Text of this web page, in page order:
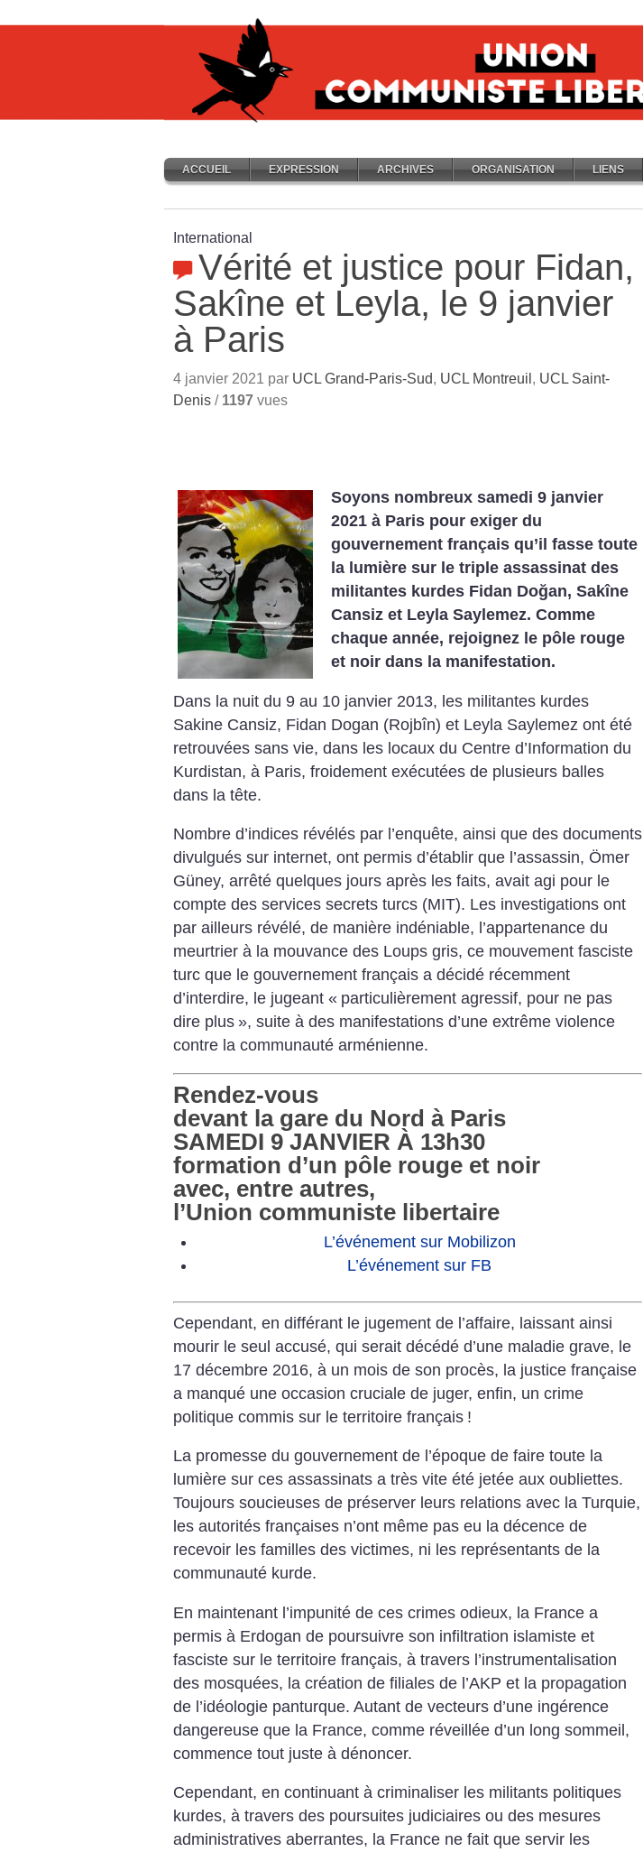
ACCUEIL EXPRESSION ARCHIVES ORGANISATION LIENS
International
Vérité et justice pour Fidan,
Sakîne et Leyla, le 9 janvier
à Paris
4 janvier 2021 par UCL Grand-Paris-Sud, UCL Montreuil , UCL Saint-
Denis / 1197 vues
Soyons nombreux samedi 9 janvier
2021 à Paris pour exiger du
gouvernement français qu’il fasse toute
la lumière sur le triple assassinat des
militantes kurdes Fidan Doğan, Sakîne
Cansiz et Leyla Saylemez. Comme
chaque année, rejoignez le pôle rouge
et noir dans la manifestation.
Dans la nuit du 9 au 10 janvier 2013, les militantes kurdes
Sakine Cansiz, Fidan Dogan (Rojbîn) et Leyla Saylemez ont été
retrouvées sans vie, dans les locaux du Centre d’Information du
Kurdistan, à Paris, froidement exécutées de plusieurs balles
dans la tête.
Nombre d’indices révélés par l’enquête, ainsi que des documents
divulgués sur internet, ont permis d’établir que l’assassin, Ömer
Güney, arrêté quelques jours après les faits, avait agi pour le
compte des services secrets turcs (MIT). Les investigations ont
par ailleurs révélé, de manière indéniable, l’appartenance du
meurtrier à la mouvance des Loups gris, ce mouvement fasciste
turc que le gouvernement français a décidé récemment
d’interdire, le jugeant « particulièrement agressif, pour ne pas
dire plus », suite à des manifestations d’une extrême violence
contre la communauté arménienne.
Rendez-vous
devant la gare du Nord à Paris
SAMEDI 9 JANVIER À 13h30
formation d’un pôle rouge et noir
avec, entre autres,
l’Union communiste libertaire
L’événement sur Mobilizon
L’événement sur FB
Cependant, en différant le jugement de l’affaire, laissant ainsi
mourir le seul accusé, qui serait décédé d’une maladie grave, le
17 décembre 2016, à un mois de son procès, la justice française
a manqué une occasion cruciale de juger, enfin, un crime
politique commis sur le territoire français !
La promesse du gouvernement de l’époque de faire toute la
lumière sur ces assassinats a très vite été jetée aux oubliettes.
Toujours soucieuses de préserver leurs relations avec la Turquie,
les autorités françaises n’ont même pas eu la décence de
recevoir les familles des victimes, ni les représentants de la
communauté kurde.
En maintenant l’impunité de ces crimes odieux, la France a
permis à Erdogan de poursuivre son infiltration islamiste et
fasciste sur le territoire français, à travers l’instrumentalisation
des mosquées, la création de filiales de l’AKP et la propagation
de l’idéologie panturque. Autant de vecteurs d’une ingérence
dangereuse que la France, comme réveillée d’un long sommeil,
commence tout juste à dénoncer.
Cependant, en continuant à criminaliser les militants politiques
kurdes, à travers des poursuites judiciaires ou des mesures
administratives aberrantes, la France ne fait que servir les